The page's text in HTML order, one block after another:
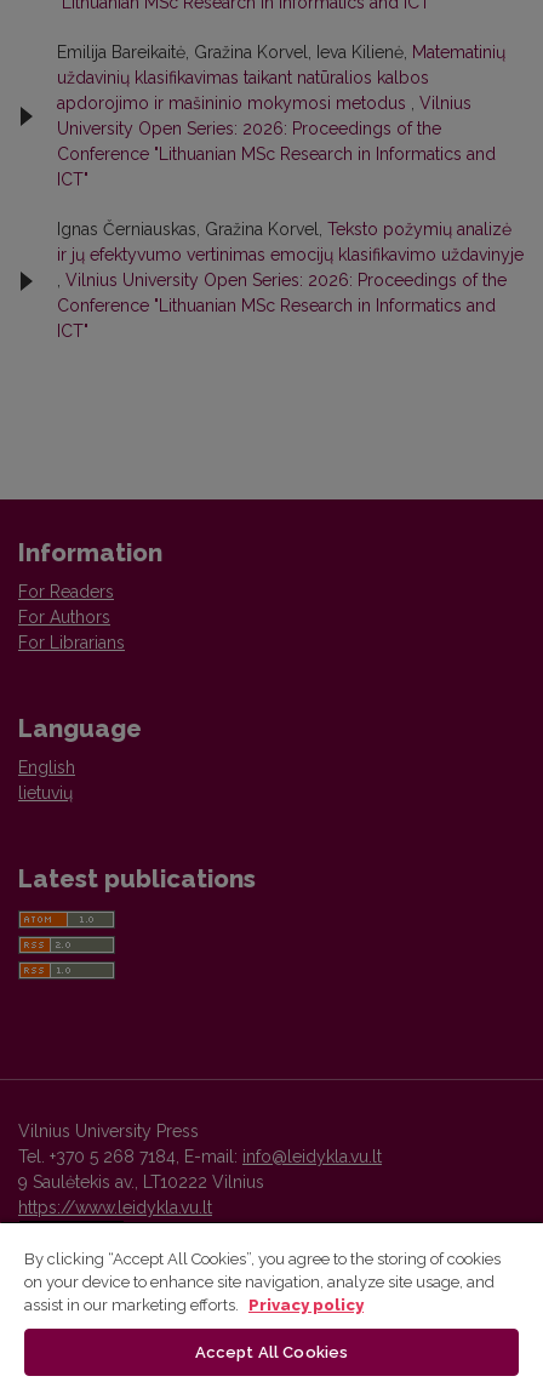
Emilija Bareikaitė, Gražina Korvel, Ieva Kilienė, Matematinių
uždavinių klasifikavimas taikant natūralios kalbos
apdorojimo ir mašininio mokymosi metodus
Vilnius
University Open Series: 2026: Proceedings of the
Conference "Lithuanian MSc Research in Informatics and
ICT"
Ignas Černiauskas, Gražina Korvel, Teksto požymių analizė
ir jų efektyvumo vertinimas emocijų klasifikavimo uždavinyje
Vilnius University Open Series: 2026: Proceedings of the
Conference "Lithuanian MSc Research in Informatics and
ICT"
Information
For Readers
For Authors
For Librarians
Language
English
lietuvių
Latest publications
Vilnius University Press
Tel. +370 5 268 7184, E-mail: info@leidykla.vu.lt
9 Saulėtekis av., LT10222 Vilnius
https://www.leidykla.vu.lt
Vilnius University Press platform and metadata are distributed by
By clicking “Accept All Cookies”, you agree to the storing of cookies
on your device to enhance site navigation, analyze site usage, and
assist in our marketing efforts.
Privacy policy
Accept All Cookies